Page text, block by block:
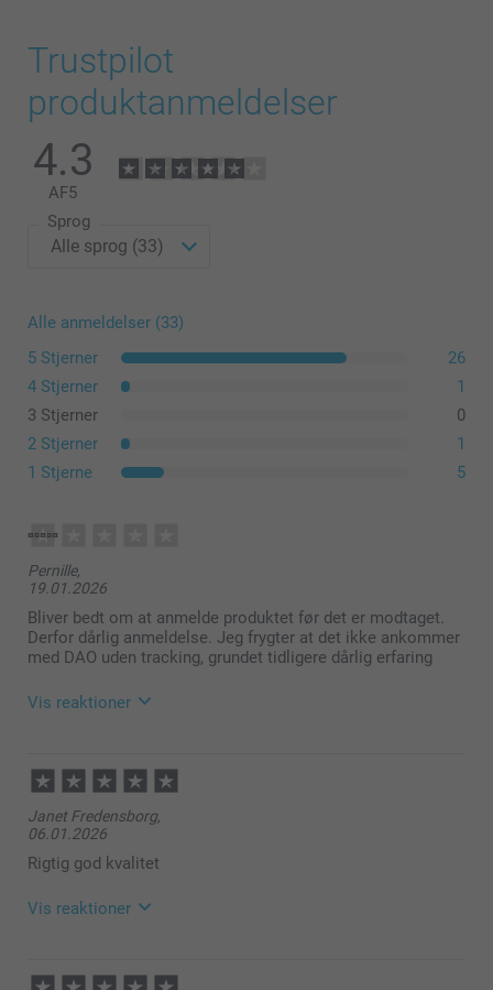
Trustpilot
produktanmeldelser
4.3
AF5
Sprog
Alle anmeldelser (33)
5 Stjerner
26
4 Stjerner
1
3 Stjerner
0
2 Stjerner
1
1 Stjerne
5
Pernille,
19.01.2026
Bliver bedt om at anmelde produktet før det er modtaget.
Derfor dårlig anmeldelse. Jeg frygter at det ikke ankommer
med DAO uden tracking, grundet tidligere dårlig erfaring
Vis reaktioner
10:12
Hej Pernille
Tusind tak for din feedback!
Det er virkelig værdifuld for os at du tager dig tid til
at sende os din feedback så vi kan forbedre vores
system for at du skal have en så nem og dejlig
Jeg ønsker dig en fortsat god dag!
Janet Fredensborg,
06.01.2026
Rigtig god kvalitet
Vis reaktioner
09:49